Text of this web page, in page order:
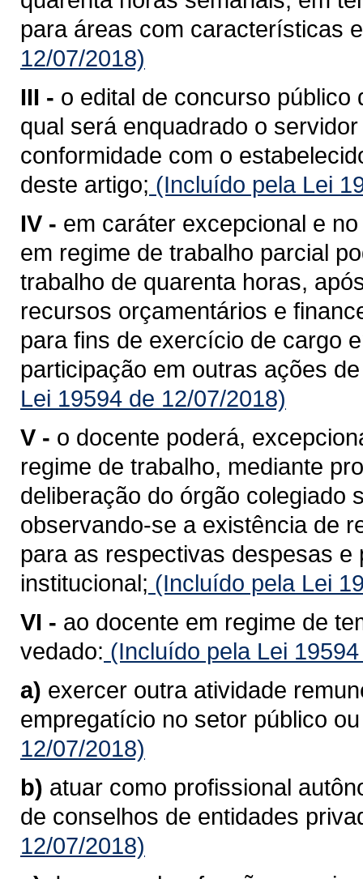
para áreas com características
12/07/2018)
III - o edital de concurso público
qual será enquadrado o
conformidade com o
deste artigo; (Incluído pela Lei
IV - em caráter excepcional e
em regime de trabalho parcial
trabalho de quarenta horas,
recursos orçamentários e
para fins de exercício de cargo
participação em outras ações
Lei 19594 de 12/07/2018)
V - o docente poderá,
regime de trabalho, mediante
deliberação do órgão colegiado
observando-se a existência de
para as respectivas despesas
institucional; (Incluído pela Lei
VI - ao docente em regime de
vedado: (Incluído pela Lei
a) exercer outra atividade
empregatício no setor público
12/07/2018)
b) atuar como profissional
de conselhos de entidades
12/07/2018)